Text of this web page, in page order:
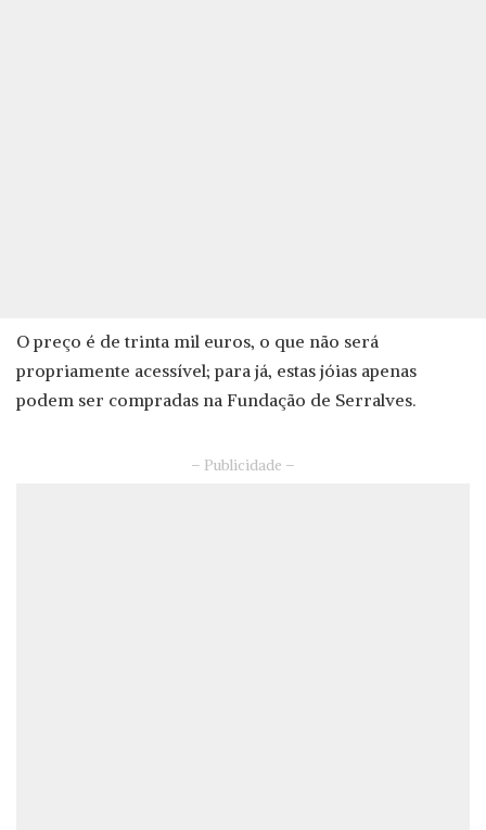
O preço é de trinta mil euros, o que não será
propriamente acessível; para já, estas jóias apenas
podem ser compradas na Fundação de Serralves.
– Publicidade –